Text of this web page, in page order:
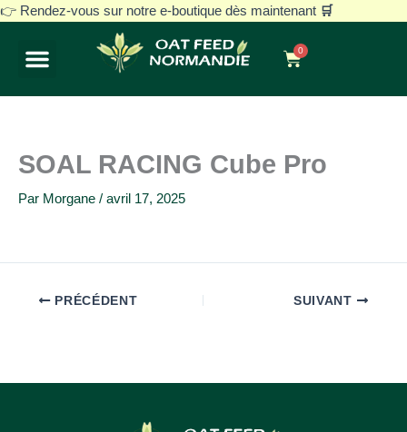
Aller
contenu
👉 Rendez-vous sur notre e-boutique dès maintenant 🛒
0
Panier
SOAL RACING Cube Pro
Par Morgane / avril 17, 2025
PRÉCÉDENT SUIVANT